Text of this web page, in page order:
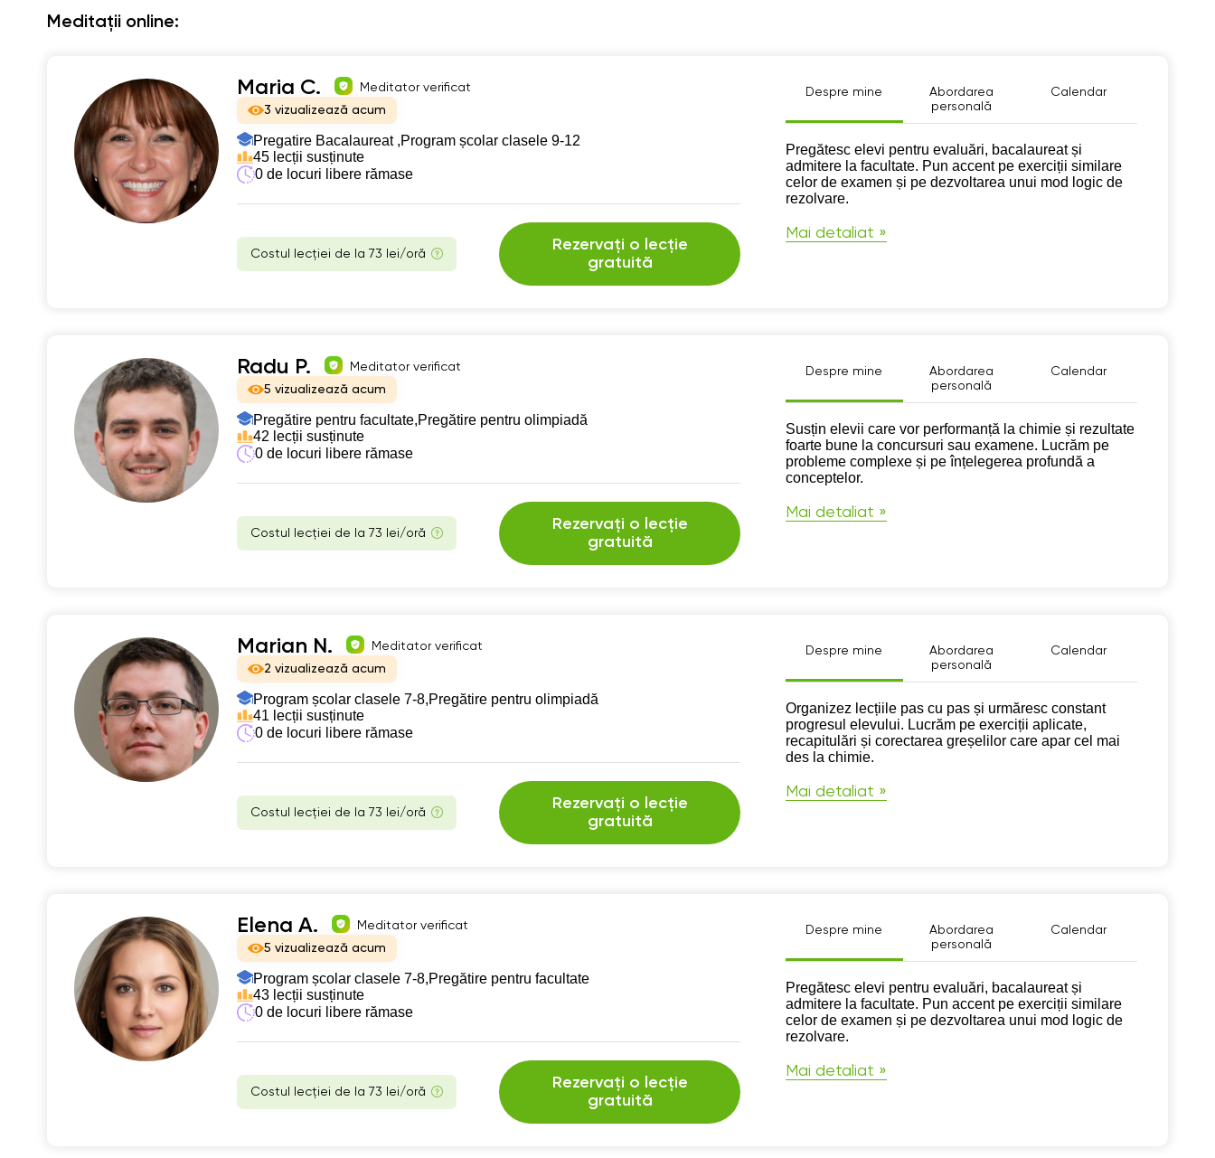
Meditații online:
Maria C.
Meditator verificat
3 vizualizează acum
Pregatire Bacalaureat ,Program școlar clasele 9-12
45 lecții susținute
0 de locuri libere rămase
Costul lecției de la 73 lei/oră
Rezervați o lecție
gratuită
Despre mine
Abordarea
personală
Calendar
Despre mine
Pregătesc elevi pentru evaluări, bacalaureat și
admitere la facultate. Pun accent pe exerciții similare
celor de examen și pe dezvoltarea unui mod logic de
rezolvare.
Mai detaliat »
Radu P.
Meditator verificat
5 vizualizează acum
Pregătire pentru facultate,Pregătire pentru olimpiadă
42 lecții susținute
0 de locuri libere rămase
Costul lecției de la 73 lei/oră
Rezervați o lecție
gratuită
Despre mine
Abordarea
personală
Calendar
Despre mine
Susțin elevii care vor performanță la chimie și rezultate
foarte bune la concursuri sau examene. Lucrăm pe
probleme complexe și pe înțelegerea profundă a
conceptelor.
Mai detaliat »
Marian N.
Meditator verificat
2 vizualizează acum
Program școlar clasele 7-8,Pregătire pentru olimpiadă
41 lecții susținute
0 de locuri libere rămase
Costul lecției de la 73 lei/oră
Rezervați o lecție
gratuită
Despre mine
Abordarea
personală
Calendar
Despre mine
Organizez lecțiile pas cu pas și urmăresc constant
progresul elevului. Lucrăm pe exerciții aplicate,
recapitulări și corectarea greșelilor care apar cel mai
des la chimie.
Mai detaliat »
Elena A.
Meditator verificat
5 vizualizează acum
Program școlar clasele 7-8,Pregătire pentru facultate
43 lecții susținute
0 de locuri libere rămase
Costul lecției de la 73 lei/oră
Rezervați o lecție
gratuită
Despre mine
Abordarea
personală
Calendar
Despre mine
Pregătesc elevi pentru evaluări, bacalaureat și
admitere la facultate. Pun accent pe exerciții similare
celor de examen și pe dezvoltarea unui mod logic de
rezolvare.
Mai detaliat »